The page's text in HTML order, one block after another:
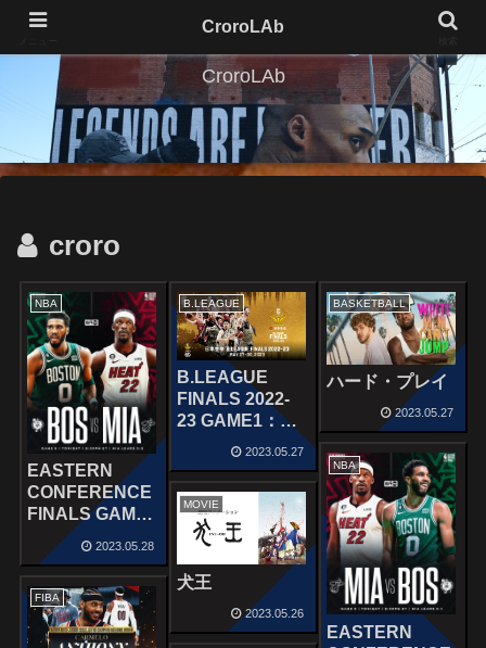
CroroLAb
croro
NBA
EASTERN
CONFERENCE
FINALS GAME
6 : BOS – MIA
MAY 27, 2023
2023.05.28
B.LEAGUE
B.LEAGUE
FINALS 2022-
23 GAME1：千
葉ジェッツ ｰ 琉
ングス May 27,
2023
2023.05.27
BASKETBALL
ハード・プレイ
2023.05.27
NBA
EASTERN
MOVIE
犬王
2023.05.26
FIBA
CroroLAb